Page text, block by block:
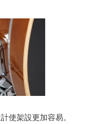
使架設更加容易。